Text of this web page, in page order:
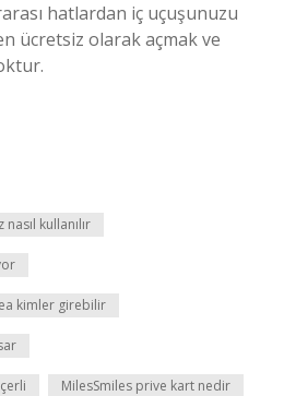
hatlardan iç uçuşunuzu
ücretsiz olarak açmak ve
kullanılır
kimler girebilir
MilesSmiles prive kart nedir